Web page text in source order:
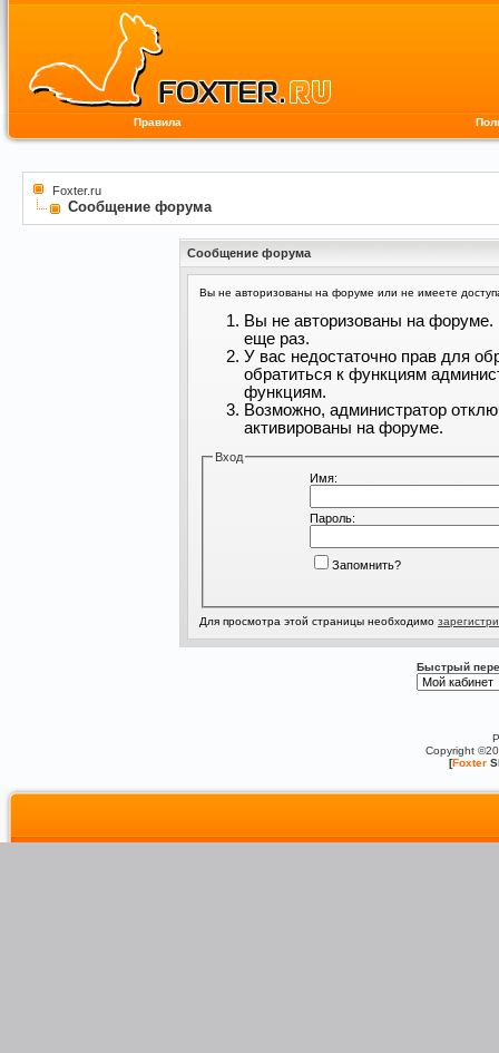
Правила
Foxter.ru
Сообщение форума
Сообщение форума
Вы не авторизованы на форуме или не имеете
Вы не авторизованы на форуме.
еще раз.
У вас недостаточно прав для
обратиться к функциям
функциям.
Возможно, администратор
активированы на форуме.
Вход
Имя:
Пароль:
Запомнить?
Для просмотра этой страницы необходимо
Быстрый
Copyright
[Foxter